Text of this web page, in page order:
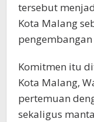
tersebut
Kota Malang
Komitmen itu
Kota Malang,
pertemuan
sekaligus